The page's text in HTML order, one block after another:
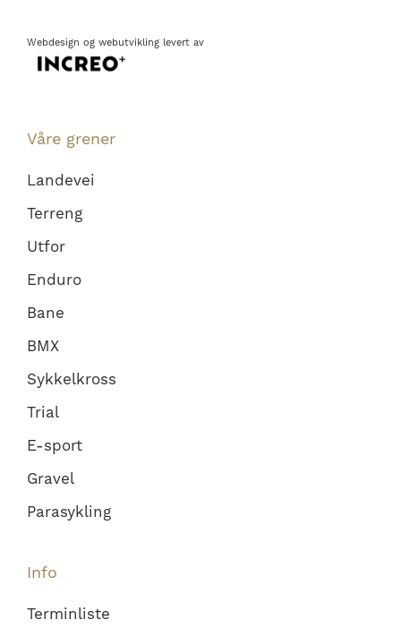
Webdesign og webutvikling levert av
Våre grener
Landevei
Terreng
Utfor
Enduro
Bane
BMX
Sykkelkross
Trial
E-sport
Gravel
Parasykling
Info
Terminliste